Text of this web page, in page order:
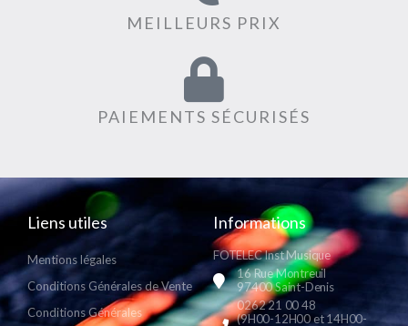
MEILLEURS PRIX
PAIEMENTS SÉCURISÉS
Liens utiles
Mentions légales
Conditions Générales de Vente
Conditions Générales
Informations
FOTELEC Inst Musique
16 Rue Montreuil
97400 Saint-Denis
0262 21 00 48
(9H00-12H00 et 14H00-